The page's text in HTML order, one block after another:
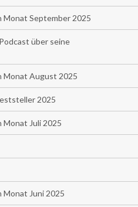
September 2025
über seine
Monat August 2025
2025
Juli 2025
Juni 2025